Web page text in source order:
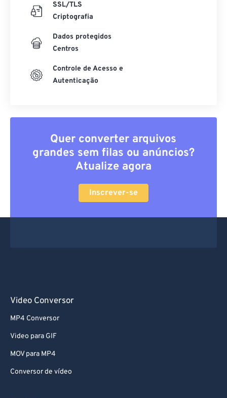
SSL/TLS
Criptografia
Dados protegidos
Centros
Controle de Acesso e
Autenticação
Quer converter arquivos
grandes sem filas ou anúncios?
Atualize agora
Inscrever-se
Video Conversor
MP4 Conversor
Video para GIF
MOV para MP4
Conversor de vídeo